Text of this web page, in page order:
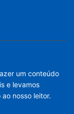
um conteúdo
e levamos
nosso leitor.